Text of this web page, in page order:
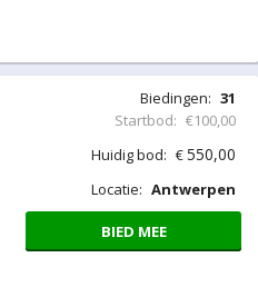
Biedingen: 31
Startbod: €100,00
Huidig bod: €550,00
Locatie: Antwerpen
BIED MEE